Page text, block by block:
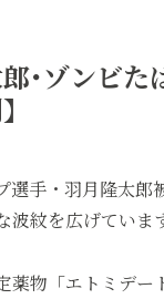
郎･ゾンビ
選手・羽月隆太
波紋を広げています
薬物「エトミデ